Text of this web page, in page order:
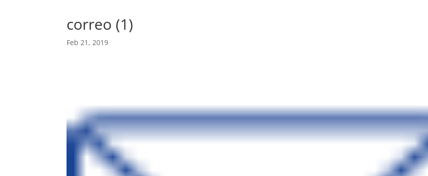
correo (1)
Feb 21, 2019